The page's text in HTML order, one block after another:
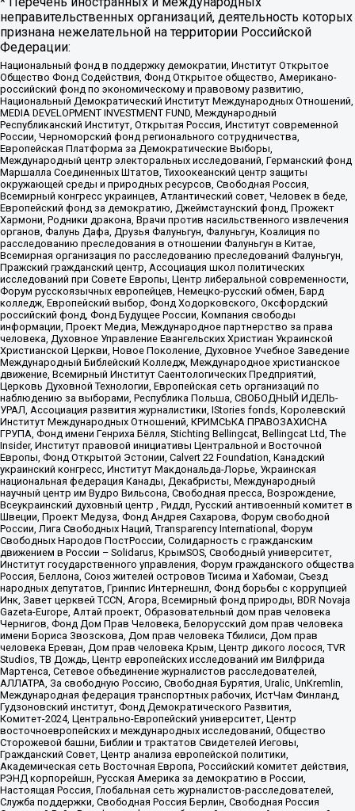
неправительственных организаций, деятельность которых
признана нежелательной на территории Российской
Федерации:
Национальный фонд в поддержку демократии, Институт Открытое
Общество Фонд Содействия, Фонд Открытое общество, Американо-
российский фонд по экономическому и правовому развитию,
Национальный Демократический Институт Международных Отношений,
MEDIA DEVELOPMENT INVESTMENT FUND, Международный
Республиканский Институт, Открытая Россия, Институт современной
России, Черноморский фонд регионального сотрудничества,
Европейская Платформа за Демократические Выборы,
Международный центр электоральных исследований, Германский фонд
Маршалла Соединенных Штатов, Тихоокеанский центр защиты
окружающей среды и природных ресурсов, Свободная Россия,
Всемирный конгресс украинцев, Атлантический совет, Человек в беде,
Европейский фонд за демократию, Джеймстаунский фонд, Прожект
Хармони, Родники дракона, Врачи против насильственного извлечения
органов, Фалунь Дафа, Друзья Фалуньгун, Фалуньгун, Коалиция по
расследованию преследования в отношении Фалуньгун в Китае,
Всемирная организация по расследованию преследований Фалуньгун,
Пражский гражданский центр, Ассоциация школ политических
исследований при Совете Европы, Центр либеральной современности,
Форум русскоязычных европейцев, Немецко-русский обмен, Бард
колледж, Европейский выбор, Фонд Ходорковского, Оксфордский
российский фонд, Фонд Будущее России, Компания свободы
информации, Проект Медиа, Международное партнерство за права
человека, Духовное Управление Евангельских Христиан Украинской
Христианской Церкви, Новое Поколение, Духовное Учебное Заведение
Международный Библейский Колледж, Международное христианское
движение, Всемирный Институт Саентологических Предприятий,
Церковь Духовной Технологии, Европейская сеть организаций по
наблюдению за выборами, Республика Польша, СВОБОДНЫЙ ИДЕЛЬ-
УРАЛ, Ассоциация развития журналистики, IStories fonds, Королевский
Институт Международных Отношений, КРИМСЬКА ПРАВОЗАХИСНА
ГРУПА, Фонд имени Генриха Бёлля, Stichting Bellingcat, Bellingcat Ltd, The
Insider, Институт правовой инициативы Центральной и Восточной
Европы, Фонд Открытой Эстонии, Calvert 22 Foundation, Канадский
украинский конгресс, Институт Макдональда-Лорье, Украинская
национальная федерация Канады, Декабристы, Международный
научный центр им Вудро Вильсона, Свободная пресса, Возрождение,
Всеукраинский духовный центр , Риддл, Русский антивоенный комитет в
Швеции, Проект Медуза, Фонд Андрея Сахарова, Форум свободной
России, Лига Свободных Наций, Transparеncy International, Форум
Свободных Народов ПостРоссии, Солидарность с гражданским
движением в России – Solidarus, КрымSOS, Свободный университет,
Институт государственного управления, Форум гражданского общества
Россия, Беллона, Союз жителей островов Тисима и Хабомаи, Съезд
народных депутатов, Гринпис Интернешнл, Фонд борьбы с коррупцией
Инк, Завет церквей TCCN, Агора, Всемирный фонд природы, BDR Novaja
Gazeta-Europe, Алтай проект, Образовательный дом прав человека
Чернигов, Фонд Дом Прав Человека, Белорусский дом прав человека
имени Бориса Звозскова, Дом прав человека Тбилиси, Дом прав
человека Ереван, Дом прав человека Крым, Центр дикого лосося, TVR
Studios, ТВ Дождь, Центр европейских исследований им Вилфрида
Мартенса, Сетевое объединение журналистов расследователей,
АЛЛАТРА, За свободную Россию, Свободная Бурятия, Uralic, UnKremlin,
Международная федерация транспортных рабочих, ИстЧам Финланд,
Гудзоновский институт, Фонд Демократического Развития,
Комитет-2024, Центрально-Европейский университет, Центр
восточноевропейских и международных исследований, Общество
Сторожевой башни, Библии и трактатов Свидетелей Иеговы,
Гражданский Совет, Центр анализа европейской политики,
Академическая сеть Восточная Европа, Российский комитет действия,
РЭНД корпорейшн, Русская Америка за демократию в России,
Настоящая Россия, Глобальная сеть журналистов-расследователей,
Служба поддержки, Свободная Россия Берлин, Свободная Россия